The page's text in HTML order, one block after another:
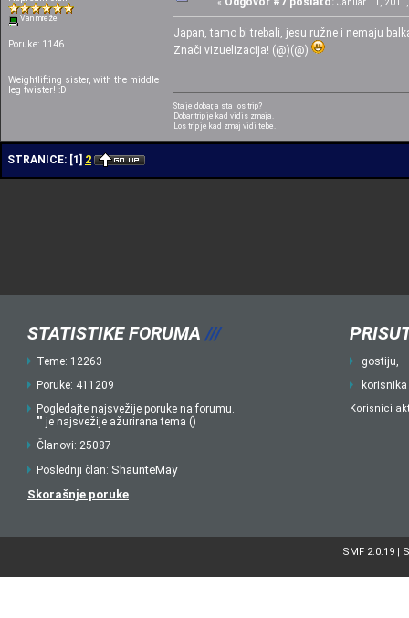
Van mreže
Poruke: 1146
Weightlifting sister, with the middle
leg twister! :D
« Januar 11,
Japan, tamo bi trebali, jesu ružne i nemaju
Znači vizuelizacija! (@)(@)
Sta je dobar, a sta los trip?
Dobar trip je kad vidis zmaja.
Los trip je kad zmaj vidi tebe.
STRANICE: [1 ] 2
STATISTIKE FORUMA ///
Teme: 12263
Poruke: 411209
Pogledajte najsvežije poruke na forumu.
"" je najsvežije ažurirana tema ()
Članovi: 25087
Poslednji član: ShaunteMay
Skorašnje poruke
gostiju,
korisnika
Korisnici
SMF 2.0.19|